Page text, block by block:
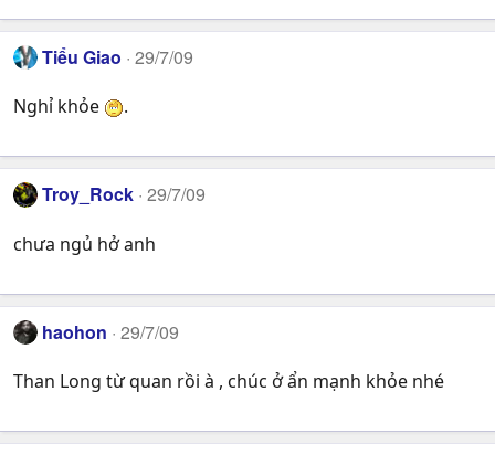
Tiểu Giao 29/7/09
Nghỉ khỏe .
Troy_Rock 29/7/09
chưa ngủ hở anh
haohon 29/7/09
Than Long từ quan rồi à , chúc ở ẩn mạnh khỏe nhé